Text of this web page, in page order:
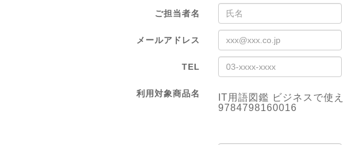
ご担当者名
メールアドレス
TEL
利用対象商品名
IT用語図鑑 ビジネスで使
9784798160016